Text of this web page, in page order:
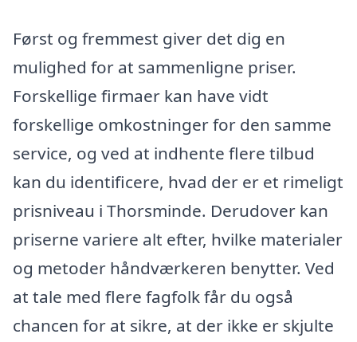
Først og fremmest giver det dig en
mulighed for at sammenligne priser.
Forskellige firmaer kan have vidt
forskellige omkostninger for den samme
service, og ved at indhente flere tilbud
kan du identificere, hvad der er et rimeligt
prisniveau i Thorsminde. Derudover kan
priserne variere alt efter, hvilke materialer
og metoder håndværkeren benytter. Ved
at tale med flere fagfolk får du også
chancen for at sikre, at der ikke er skjulte